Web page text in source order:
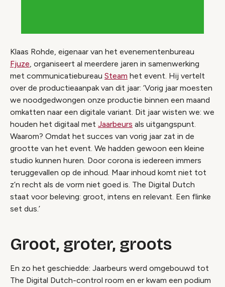
Klaas Rohde, eigenaar van het evenementenbureau
Fjuze, organiseert al meerdere jaren in samenwerking
met communicatiebureau Steam het event. Hij vertelt
over de productieaanpak van dit jaar: ‘Vorig jaar moesten
we noodgedwongen onze productie binnen een maand
omkatten naar een digitale variant. Dit jaar wisten we: we
houden het digitaal met Jaarbeurs als uitgangspunt.
Waarom? Omdat het succes van vorig jaar zat in de
grootte van het event. We hadden gewoon een kleine
studio kunnen huren. Door corona is iedereen immers
teruggevallen op de inhoud. Maar inhoud komt niet tot
z’n recht als de vorm niet goed is. The Digital Dutch
staat voor beleving: groot, intens en relevant. Een flinke
set dus.’
Groot, groter, groots
En zo het geschiedde: Jaarbeurs werd omgebouwd tot
The Digital Dutch-control room en er kwam een podium